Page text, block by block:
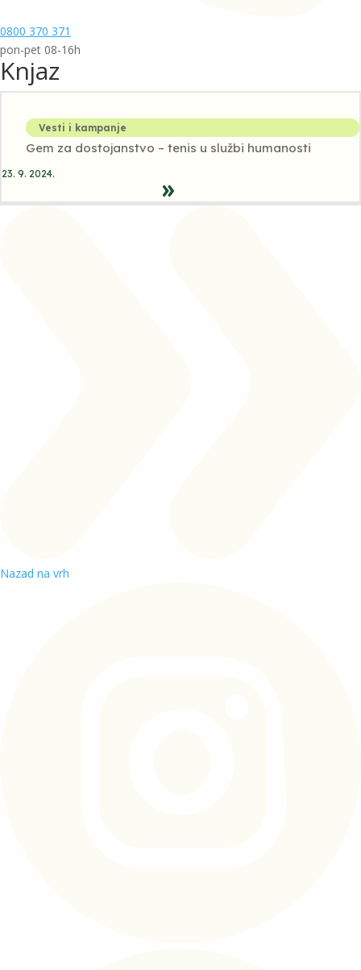
0800 370 371
pon-pet 08-16h
Knjaz
Vesti i kampanje
Gem za dostojanstvo – tenis u službi humanosti
23. 9. 2024.
Nazad na vrh